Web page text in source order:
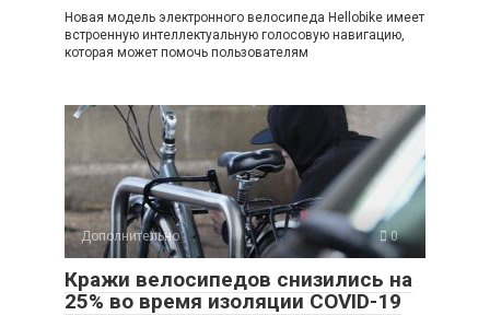
Новая модель электронного велосипеда Hellobike имеет
встроенную интеллектуальную голосовую навигацию,
которая может помочь пользователям
Дополнительно 0
Кражи велосипедов снизились на
25% во время изоляции COVID-19